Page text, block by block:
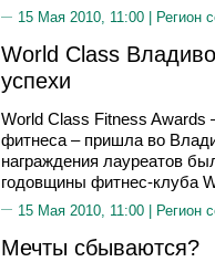
15 Мая 2010, 11:00 | Регион
World Class
успехи
World Class Fitness Awards
фитнеса – пришла во
награждения лауреатов
годовщины фитнес-клуба
15 Мая 2010, 11:00 | Регион
Мечты сбываются?